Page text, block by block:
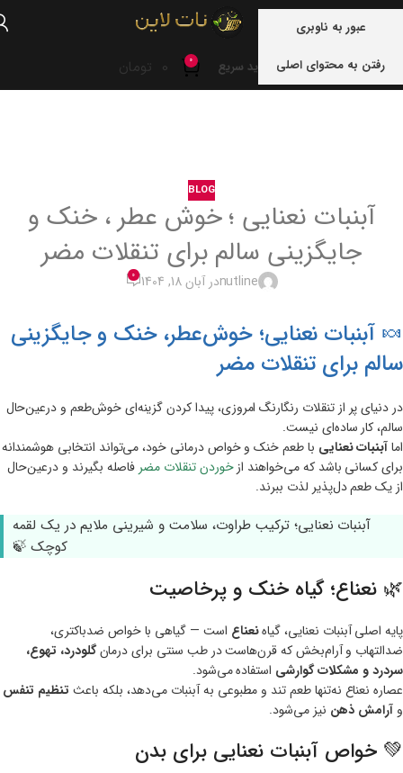
عبور به ناوبری
رفتن به محتوای اصلی
خرید سریع 0
0 تومان
BLOG
آبنبات نعنایی ؛ خوش عطر ، خنک و
جایگزینی سالم برای تنقلات مضر
nutlineدر آبان 18, 1404 0
🍬 آبنبات نعنایی؛ خوش‌عطر، خنک و جایگزینی
سالم برای تنقلات مضر
در دنیای پر از تنقلات رنگارنگ امروزی، پیدا کردن گزینه‌ای خوش‌طعم و درعین‌حال
سالم، کار ساده‌ای نیست.
اماآبنبات نعنایی با طعم خنک و خواص درمانی خود، می‌تواند انتخابی هوشمندانه
برای کسانی باشد که می‌خواهند ازخوردن تنقلات مضر فاصله بگیرند و درعین‌حال
از یک طعم دل‌پذیر لذت ببرند.
آبنبات نعنایی؛ ترکیب طراوت، سلامت و شیرینی ملایم در یک لقمه
کوچک 🍃
🌿 نعناع؛ گیاه خنک و پرخاصیت
پایه اصلی آبنبات نعنایی، گیاهنعناع است — گیاهی با خواص ضدباکتری،
ضدالتهاب و آرام‌بخش که قرن‌هاست در طب سنتی برای درمانگلودرد، تهوع،
سردرد و مشکلات گوارشی استفاده می‌شود.
عصاره نعناع نه‌تنها طعم تند و مطبوعی به آبنبات می‌دهد، بلکه باعث تنظیم تنفس
و آرامش ذهن نیز می‌شود.
💚 خواص آبنبات نعنایی برای بدن